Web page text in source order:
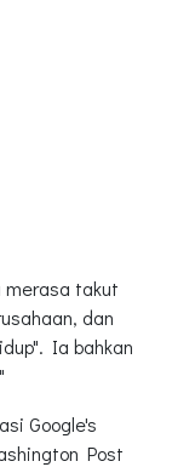
merasa takut
dan
Ia bahkan
Google's
Post